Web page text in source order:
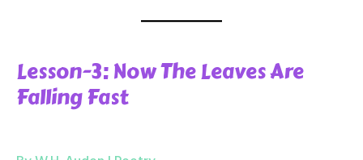
Lesson-3: Now The Leaves Are
Falling Fast